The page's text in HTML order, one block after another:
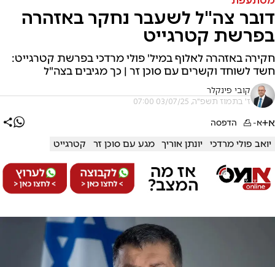
דובר צה"ל לשעבר נחקר באזהרה
בפרשת קטרגייט
חקירה באזהרה לאלוף במיל' פולי מרדכי בפרשת קטרגייט:
חשד לשוחד וקשרים עם סוכן זר | כך מגיבים בצה"ל
קובי פינקלר
ז' בתמוז תשפ"ה, 03/07/25 07:00
א+א- הדפסה
יואב פולי מרדכי יונתן אוריך מגע עם סוכן זר קטרגייט